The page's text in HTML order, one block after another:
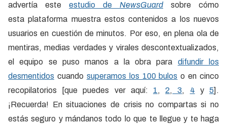
advertía este estudio de NewsGuardsobre cómo
esta plataforma muestra estos contenidos a los nuevos
usuarios en cuestión de minutos. Por eso, en plena ola de
mentiras, medias verdades y virales descontextualizados,
el equipo se puso manos a la obra para difundir los
desmentidos cuando superamos los 100 bulos o en cinco
recopilatorios [que puedes ver aquí: 1,2, 3, 4 y5].
¡Recuerda! En situaciones de crisis no compartas si no
estás seguro y mándanos todo lo que te llegue y te haga